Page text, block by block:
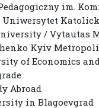
im.
/ Vytautas
Kyiv
of Economics
Abroad
in Blagoevgrad